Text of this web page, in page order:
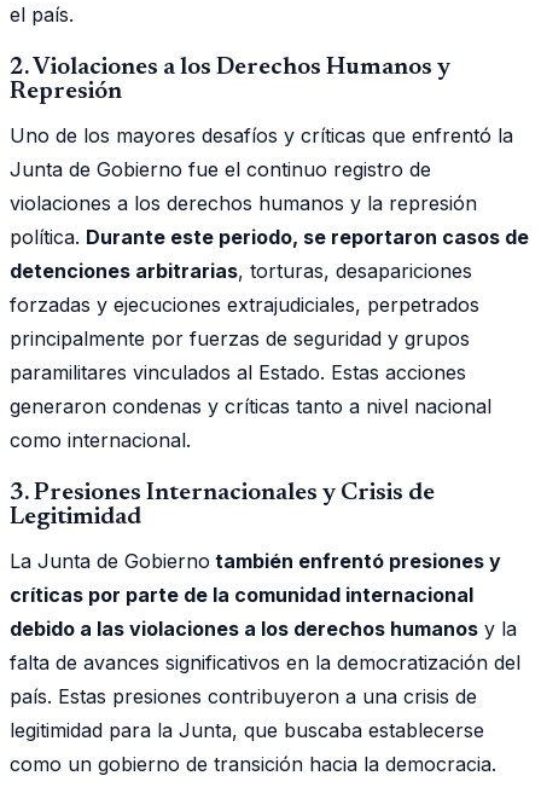
el país.
2. Violaciones a los Derechos Humanos y
Represión
Uno de los mayores desafíos y críticas que enfrentó la
Junta de Gobierno fue el continuo registro de
violaciones a los derechos humanos y la represión
política. Durante este periodo, se reportaron casos de
detenciones arbitrarias, torturas, desapariciones
forzadas y ejecuciones extrajudiciales, perpetrados
principalmente por fuerzas de seguridad y grupos
paramilitares vinculados al Estado. Estas acciones
generaron condenas y críticas tanto a nivel nacional
como internacional.
3. Presiones Internacionales y Crisis de
Legitimidad
La Junta de Gobierno también enfrentó presiones y
críticas por parte de la comunidad internacional
debido a las violaciones a los derechos humanos y la
falta de avances significativos en la democratización del
país. Estas presiones contribuyeron a una crisis de
legitimidad para la Junta, que buscaba establecerse
como un gobierno de transición hacia la democracia.